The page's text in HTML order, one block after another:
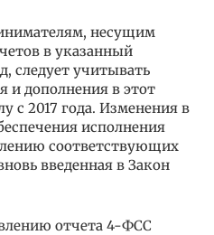
несущим
в указанный
следует учитывать
и дополнения в этот
с 2017 года. Изменения в
исполнения
соответствующих
введенная в Закон
отчета 4-ФСС